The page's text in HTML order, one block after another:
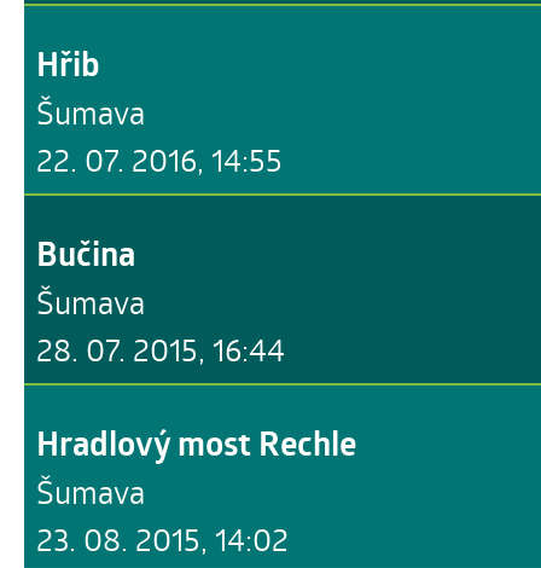
22. 07. 2016, 14:55
Hřib
Šumava
28. 07. 2015, 16:44
Bučina
Šumava
23. 08. 2015, 14:02
Hradlový most Rechle
Šumava